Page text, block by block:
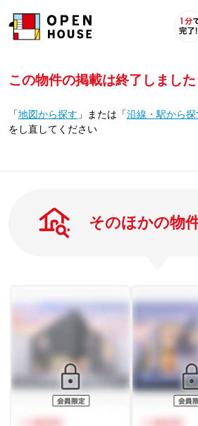
この物件の掲載は終了しました
「地図から探す 」 または 「沿線・駅から探
をし直してください
そのほかの物